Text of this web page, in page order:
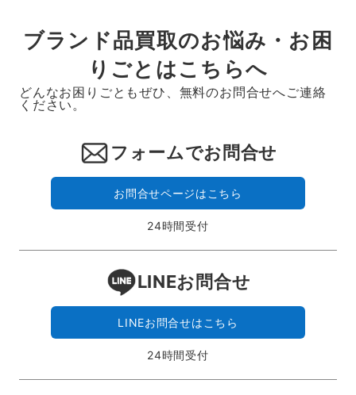
ブランド品買取のお悩み・お困
りごとはこちらへ
どんなお困りごともぜひ、無料のお問合せへご連絡
ください。
フォームでお問合せ
お問合せページはこちら
24時間受付
LINEお問合せ
LINEお問合せはこちら
24時間受付